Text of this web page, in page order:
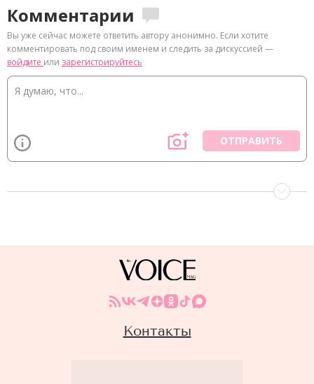
Комментарии
Вы уже сейчас можете ответить автору анонимно. Если хотите
комментировать под своим именем и следить за дискуссией —
войдите или зарегистрируйтесь
ОТПРАВИТЬ
Контакты